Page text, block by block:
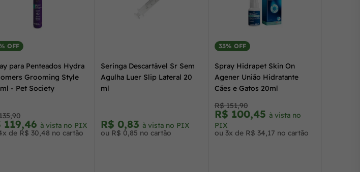
OFF
para Penteados Hydra
Grooming Style
- Pet Society
119,46 à vista no PIX
de R$ 30,48 no cartão
Seringa Descartável Sr Sem
Agulha Luer Slip Lateral 20
ml
R$ 0,83 à vista no PIX
ou R$ 0,85 no cartão
33% OFF
Spray Hidrapet Skin On
Agener União Hidratante
Cães e Gatos 20ml
R$ 151,90
R$ 100,45 à vista no
PIX
ou 3x de R$ 34,17 no cartão